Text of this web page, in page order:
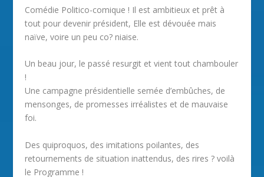
Comédie Politico-comique ! Il est ambitieux et prêt à
tout pour devenir président, Elle est dévouée mais
naïve, voire un peu co? niaise.
Un beau jour, le passé resurgit et vient tout chambouler
!
Une campagne présidentielle semée d’embûches, de
mensonges, de promesses irréalistes et de mauvaise
foi.
Des quiproquos, des imitations poilantes, des
retournements de situation inattendus, des rires ? voilà
le Programme !